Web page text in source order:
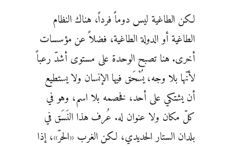
لكن الطاغية ليس دوماً فرداً، هناك النظام
الطاغية أو الدولة الطاغية، فضلاً عن مؤسسات
أخرى. هنا تصبح الوحدة على مستوى أشدّ رعباً
لأنّها بلا وجه، يُسْحَق فيها الإنسان ولا يستطيع
أن يشتكي على أحد، فخصمه بلا اسم، وهو في
كلّ مكان ولا عنوان له. عُرف هذا النَسَق في
بلدان الستار الحديدي، لكن الغرب «الحرّ»، إذا